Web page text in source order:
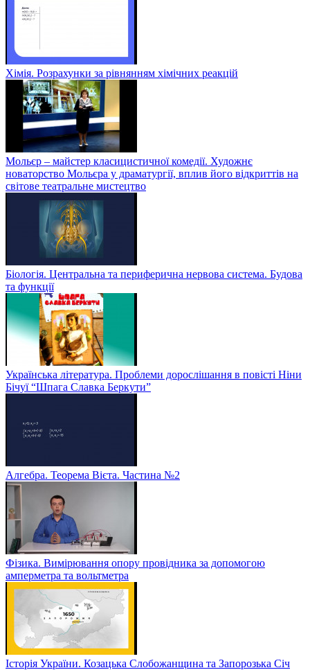
Хімія. Розрахунки за рівнянням хімічних реакцій
Мольєр – майстер класицистичної комедії. Художнє
новаторство Мольєра у драматургії, вплив його відкриттів на
світове театральне мистецтво
Біологія. Центральна та периферична нервова система. Будова
та функції
Українська література. Проблеми дорослішання в повісті Ніни
Бічуї “Шпага Славка Беркути”
Алгебра. Теорема Вієта. Частина №2
Фізика. Вимірювання опору провідника за допомогою
амперметра та вольтметра
Історія України. Козацька Слобожанщина та Запорозька Січ